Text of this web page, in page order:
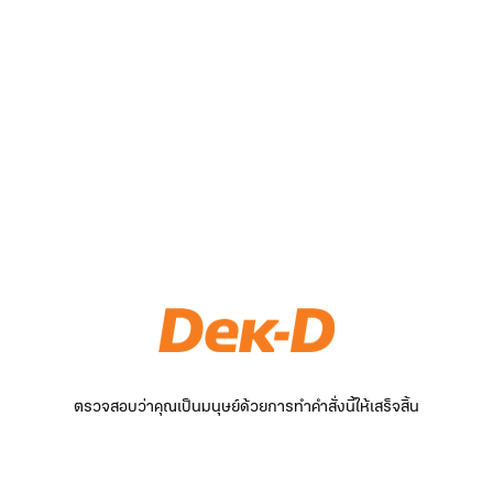
ตรวจสอบว่าคุณเป็นมนุษย์ด้วยการทำคำสั่งนี้ให้เสร็จสิ้น